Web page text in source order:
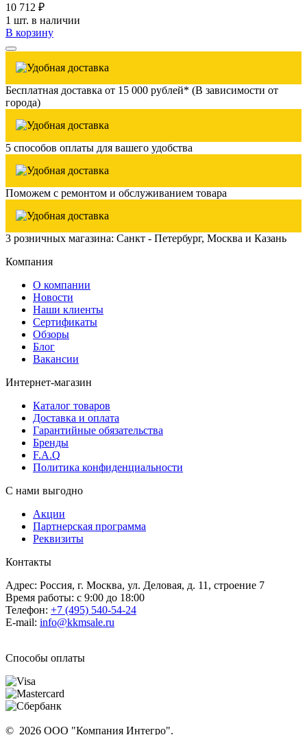
10 712 ₽
1 шт. в наличии
В корзину
Бесплатная доставка от 15 000 рублей* (В зависимости от
города)
5 способов оплаты для вашего удобства
Поможем с ремонтом и обслуживанием товара
3 розничных магазина: Санкт - Петербург, Москва и Казань
Компания
О компании
Новости
Наши клиенты
Сертификаты
Обзоры
Блог
Вакансии
Интернет-магазин
Каталог товаров
Доставка и оплата
Гарантийные обязательства
Бренды
F.A.Q
Политика конфиденциальности
С нами выгодно
Акции
Партнерская программа
Реквизиты
Контакты
Адрес: Россия, г. Москва, ул. Деловая, д. 11, строение 7
Время работы: с 9:00 до 18:00
Телефон: +7 (495) 540-54-24
E-mail: info@kkmsale.ru
Способы оплаты
© 2026 ООО "Компания Интегро".